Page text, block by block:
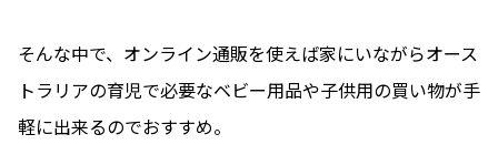
そんな中で、オンライン通販を使えば家にいながらオース
トラリアの育児で必要なベビー用品や子供用の買い物が手
軽に出来るのでおすすめ。